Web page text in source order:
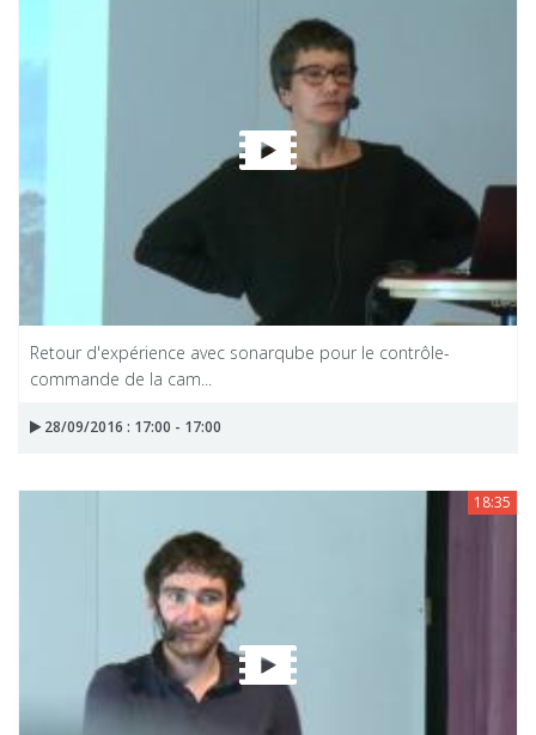
Retour d'expérience avec sonarqube pour le contrôle-
commande de la cam...
28/09/2016 : 17:00 - 17:00
18:35